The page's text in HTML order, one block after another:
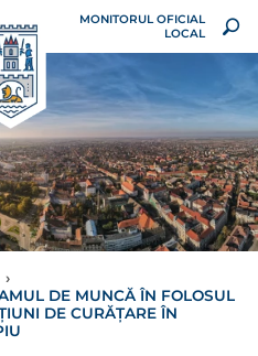
MONITORUL OFICIAL
LOCAL
›
DE MUNCĂ ÎN FOLOSUL
DE CURĂȚARE ÎN